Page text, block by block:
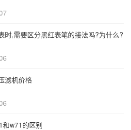
时,需要区分黑红表笔的接法吗?为什么?
滤机价格
和w71的区别